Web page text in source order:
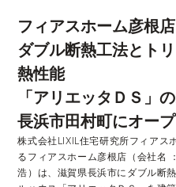
フィアスホーム彦根店
ダブル断熱工法とト
熱性能
「アリエッタＤＳ」
長浜市田村町にオー
株式会社LIXIL住宅研究所フィアス
るフィアスホーム彦根店（会社名
浩）は、滋賀県長浜市にダブル断